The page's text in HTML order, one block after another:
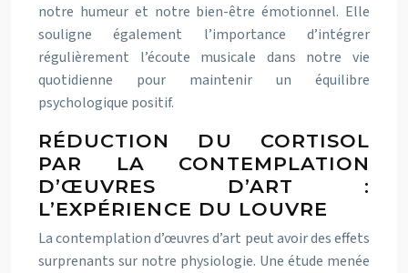
notre humeur et notre bien-être émotionnel. Elle
souligne également l’importance d’intégrer
régulièrement l’écoute musicale dans notre vie
quotidienne pour maintenir un équilibre
psychologique positif.
RÉDUCTION DU CORTISOL
PAR LA CONTEMPLATION
D’ŒUVRES D’ART :
L’EXPÉRIENCE DU LOUVRE
La contemplation d’œuvres d’art peut avoir des effets
surprenants sur notre physiologie. Une étude menée